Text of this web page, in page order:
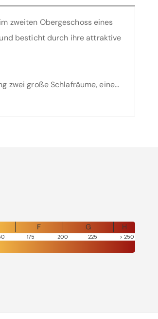
zweiten Obergeschoss eines
besticht durch ihre attraktive
ein Wannenbad und ein
Stellplatz. Ein Teil des Gartens
von ca. 312,- EUR pro
F G H
175 200 225 250